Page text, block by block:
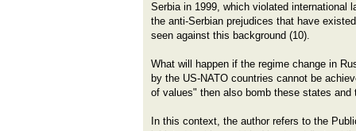
Serbia in 1999, which violated international
the anti-Serbian prejudices that have
seen against this background (10).
What will happen if the regime change in
by the US-NATO countries cannot be
of values" then also bomb these states
In this context, the author refers to the